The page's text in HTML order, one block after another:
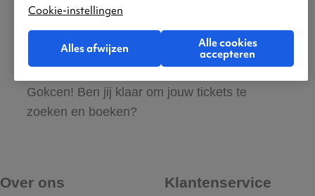
Jouw zoektocht naar vliegtickets moet
makkelijk én leuk zijn. Daarom helpen wij jou
Gokcen! Ben jij klaar om jouw tickets te
zoeken en boeken?
Over ons Klantenservice
Cookie-instellingen
Alles afwijzen
Alle cookies
accepteren